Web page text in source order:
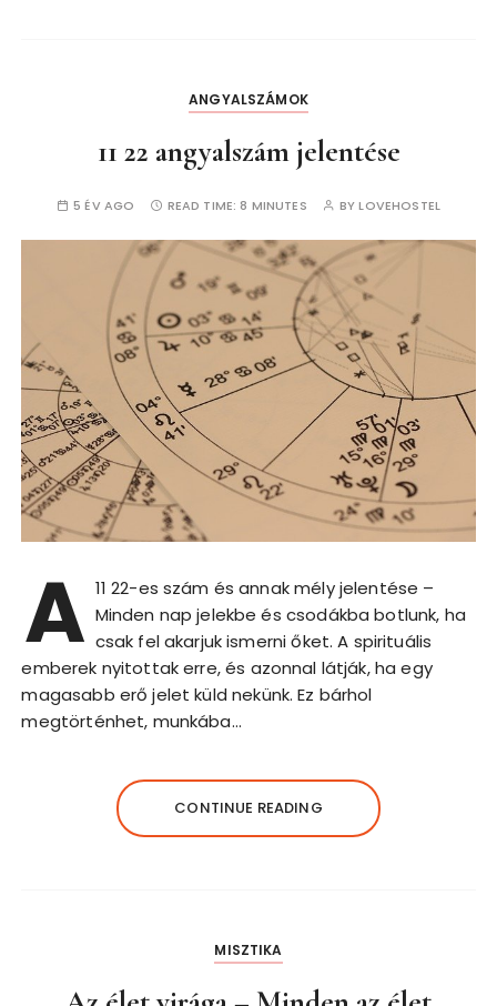
ANGYALSZÁMOK
11 22 angyalszám jelentése
5 ÉV AGO READ TIME:8 MINUTES BYLOVEHOSTEL
A 11 22-es szám és annak mély jelentése –
Minden nap jelekbe és csodákba botlunk, ha
csak fel akarjuk ismerni őket. A spirituális
emberek nyitottak erre, és azonnal látják, ha egy
magasabb erő jelet küld nekünk. Ez bárhol
megtörténhet, munkába…
CONTINUE READING
MISZTIKA